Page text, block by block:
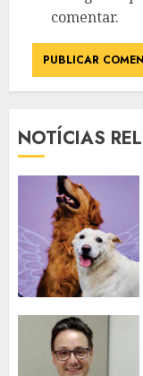
comentar.
NOTÍCIAS